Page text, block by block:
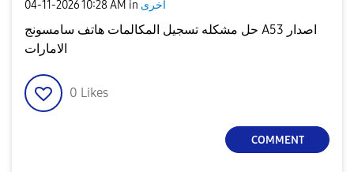
‎04-11-202610:28 AM in اخرى
حل مشكله تسجيل المكالمات هاتف سامسونج A53 اصدار
الامارات
0 Likes
COMMENT